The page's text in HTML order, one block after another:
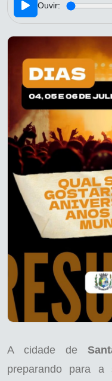
Ouvir:
A cidade de
preparando para a